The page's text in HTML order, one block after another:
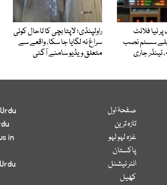
نیا فلائٹ
سسٹم نصب
ٹینڈر جاری
راولپنڈی؛ لاپتا بچی کا تاحال کوئی
سراغ نہ لگایا جا سکا، واقعے سے
متعلق ویڈیو سامنے آگئی
صفحۂ اول
تازہ ترین
غزہ لہو لہو
پاکستان
انٹر نیشنل
کھیل
in